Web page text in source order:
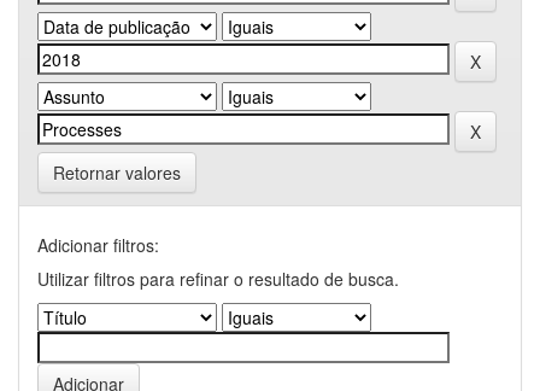
Retornar valores
Adicionar filtros:
Utilizar filtros para refinar o resultado de busca.